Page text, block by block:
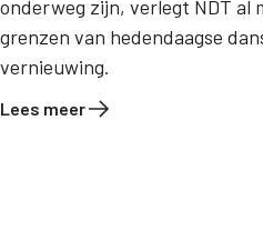
onderweg zijn, verlegt NDT al
grenzen van hedendaagse
vernieuwing.
Lees meer